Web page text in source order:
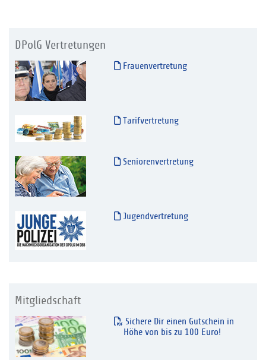
DPolG Vertretungen
Frauenvertretung
Tarifvertretung
Seniorenvertretung
Jugendvertretung
Mitgliedschaft
Sichere Dir einen Gutschein in
Höhe von bis zu 100 Euro!